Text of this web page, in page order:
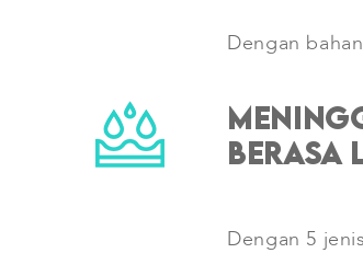
Dengan
berasa
Dengan 5